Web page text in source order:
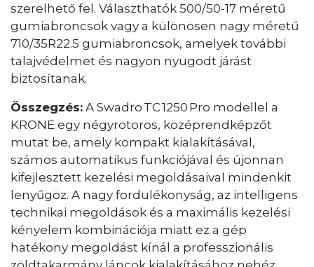
szerelhető fel. Választhatók 500/50-17 méretű
gumiabroncsok vagy a különösen nagy méretű
710/35R22.5 gumiabroncsok, amelyek további
talajvédelmet és nagyon nyugodt járást
biztosítanak.
Összegzés: A Swadro TC 1250 Pro modellel a
KRONE egy négyrotoros, középrendképzőt
mutat be, amely kompakt kialakításával,
számos automatikus funkciójával és újonnan
kifejlesztett kezelési megoldásaival mindenkit
lenyűgöz. A nagy fordulékonyság, az intelligens
technikai megoldások és a maximális kezelési
kényelem kombinációja miatt ez a gép
hatékony megoldást kínál a professzionális